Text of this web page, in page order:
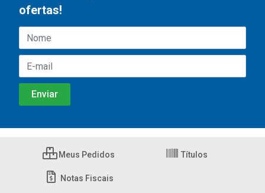
ofertas!
Meus Pedidos Títulos
Notas Fiscais